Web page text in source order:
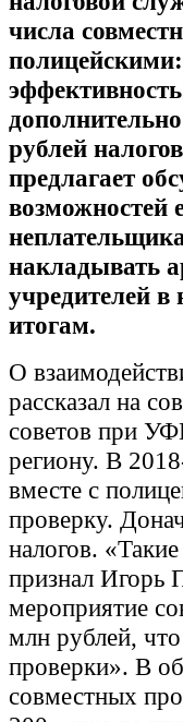
числа
рублей
предлагает
возможностей
накладывать
учредителей в
итогам.
О
рассказал на
советов при
региону. В
вместе с
проверку.
налогов.
признал Игорь
мероприятие
млн рублей,
проверки». В
совместных